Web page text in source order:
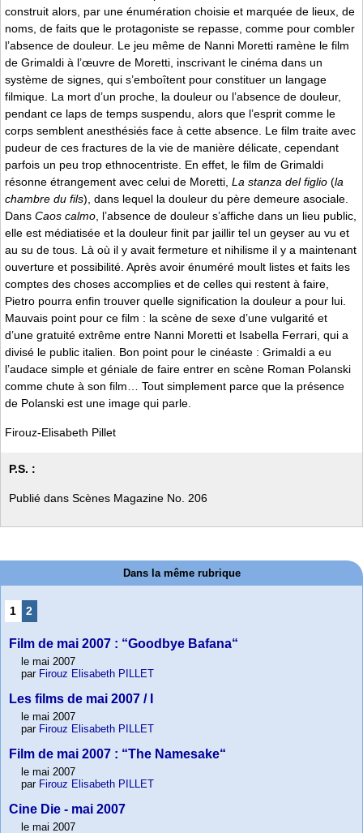
construit alors, par une énumération choisie et marquée de lieux, de
noms, de faits que le protagoniste se repasse, comme pour combler
l’absence de douleur. Le jeu même de Nanni Moretti ramène le film
de Grimaldi à l’œuvre de Moretti, inscrivant le cinéma dans un
système de signes, qui s’emboîtent pour constituer un langage
filmique. La mort d’un proche, la douleur ou l’absence de douleur,
pendant ce laps de temps suspendu, alors que l’esprit comme le
corps semblent anesthésiés face à cette absence. Le film traite avec
pudeur de ces fractures de la vie de manière délicate, cependant
parfois un peu trop ethnocentriste. En effet, le film de Grimaldi
résonne étrangement avec celui de Moretti, La stanza del figlio (la
chambre du fils), dans lequel la douleur du père demeure asociale.
Dans Caos calmo, l’absence de douleur s’affiche dans un lieu public,
elle est médiatisée et la douleur finit par jaillir tel un geyser au vu et
au su de tous. Là où il y avait fermeture et nihilisme il y a maintenant
ouverture et possibilité. Après avoir énuméré moult listes et faits les
comptes des choses accomplies et de celles qui restent à faire,
Pietro pourra enfin trouver quelle signification la douleur a pour lui.
Mauvais point pour ce film : la scène de sexe d’une vulgarité et
d’une gratuité extrême entre Nanni Moretti et Isabella Ferrari, qui a
divisé le public italien. Bon point pour le cinéaste : Grimaldi a eu
l’audace simple et géniale de faire entrer en scène Roman Polanski
comme chute à son film… Tout simplement parce que la présence
de Polanski est une image qui parle.
Firouz-Elisabeth Pillet
P.S. :
Publié dans Scènes Magazine No. 206
Dans la même rubrique
1 2
Film de mai 2007 : “Goodbye Bafana“
le mai 2007
par Firouz Elisabeth PILLET
Les films de mai 2007 / I
le mai 2007
par Firouz Elisabeth PILLET
Film de mai 2007 : “The Namesake“
le mai 2007
par Firouz Elisabeth PILLET
Cine Die - mai 2007
le mai 2007